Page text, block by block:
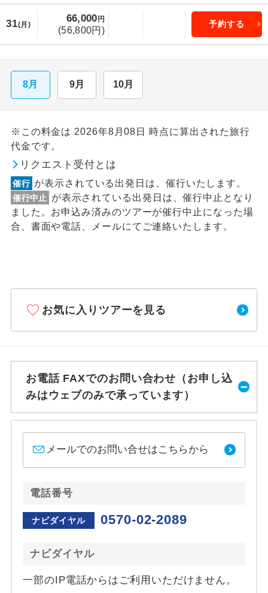
31(月)
66,000 円
(56,800円)
予約する
8月 9月 10月
※この料金は 2026年8月08日 時点に算出された旅行
代金です。
リクエスト受付とは
催行 が表示されている出発日は、催行いたします。
催行中止
が表示されている出発日は、催行中止となり
ました。お申込み済みのツアーが催行中止になった場
合、書面や電話、メールにてご連絡いたします。
お気に入りツアーを見る
お電話 FAXでのお問い合わせ（お申し込
みはウェブのみで承っています）
メールでのお問い合せはこちらから
電話番号
ナビダイヤル 0570-02-2089
ナビダイヤル
一部のIP電話からはご利用いただけません。